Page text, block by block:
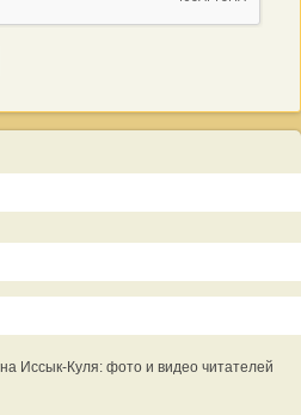
Иссык-Куля: фото и видео читателей